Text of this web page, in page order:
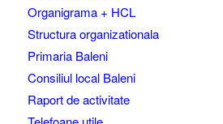
Organigrama + HCL
Structura organizationala
Primaria Baleni
Consiliul local Baleni
Raport de activitate